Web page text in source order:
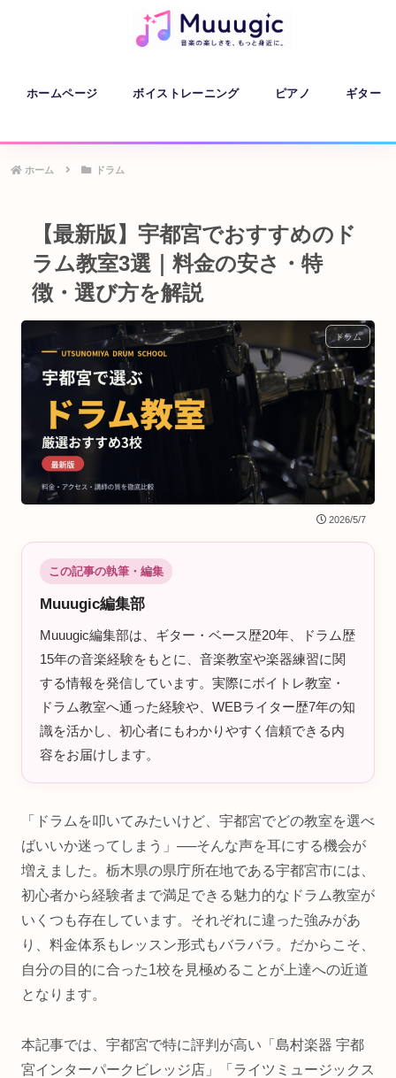
ホームページ ボイストレーニング ピアノ ギター
ホーム ドラム
【最新版】宇都宮でおすすめのド
ラム教室3選｜料金の安さ・特
徴・選び方を解説
ドラム
2026/5/7
この記事の執筆・編集
Muuugic編集部
Muuugic編集部は、ギター・ベース歴20年、ドラム歴
15年の音楽経験をもとに、音楽教室や楽器練習に関
する情報を発信しています。実際にボイトレ教室・
ドラム教室へ通った経験や、WEBライター歴7年の知
識を活かし、初心者にもわかりやすく信頼できる内
容をお届けします。
「ドラムを叩いてみたいけど、宇都宮でどの教室を選べ
ばいいか迷ってしまう」──そんな声を耳にする機会が
増えました。栃木県の県庁所在地である宇都宮市には、
初心者から経験者まで満足できる魅力的なドラム教室が
いくつも存在しています。それぞれに違った強みがあ
り、料金体系もレッスン形式もバラバラ。だからこそ、
自分の目的に合った1校を見極めることが上達への近道
となります。
本記事では、宇都宮で特に評判が高い「島村楽器 宇都
宮インターパークビレッジ店」「ライツミュージックス